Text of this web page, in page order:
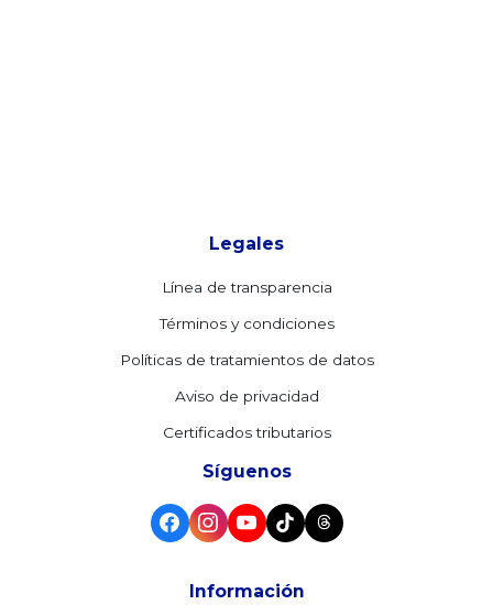
Legales
Línea de transparencia
Términos y condiciones
Políticas de tratamientos de datos
Aviso de privacidad
Certificados tributarios
Síguenos
Información